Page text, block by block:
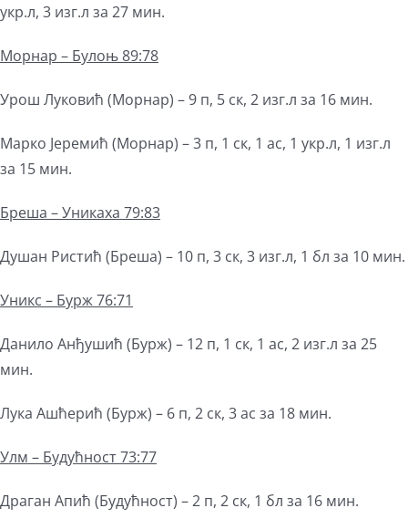
укр.л, 3 изг.л за 27 мин.
Морнар – Булоњ 89:78
Урош Луковић (Морнар) – 9 п, 5 ск, 2 изг.л за 16 мин.
Марко Јеремић (Морнар) – 3 п, 1 ск, 1 ас, 1 укр.л, 1 изг.л
за 15 мин.
Бреша – Уникаха 79:83
Душан Ристић (Бреша) – 10 п, 3 ск, 3 изг.л, 1 бл за 10 мин.
Уникс – Бурж 76:71
Данило Анђушић (Бурж) – 12 п, 1 ск, 1 ас, 2 изг.л за 25
мин.
Лука Ашћерић (Бурж) – 6 п, 2 ск, 3 ас за 18 мин.
Улм – Будућност 73:77
Драган Апић (Будућност) – 2 п, 2 ск, 1 бл за 16 мин.